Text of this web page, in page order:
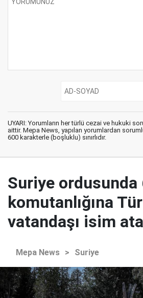
UYARI: Yorumların her türlü cezai ve hukuki
aittir. Mepa News, yapılan yorumlardan
600 karakterle (boşluklu) sınırlıdır.
Suriye ordusunda
komutanlığına
vatandaşı isim
Mepa News > Suriye